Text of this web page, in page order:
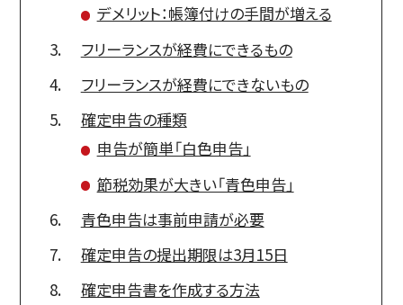
デメリット：帳簿付けの手間が増える
フリーランスが経費にできるもの
フリーランスが経費にできないもの
確定申告の種類
申告が簡単「白色申告」
節税効果が大きい「青色申告」
青色申告は事前申請が必要
確定申告の提出期限は3月15日
確定申告書を作成する方法